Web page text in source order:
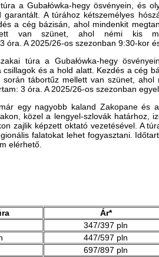
a Gubałówka-hegy ösvényein, és
A túrához kétszemélyes
a cég bázisán, ahol mindenkit
van szünet, ahol némi kis
óra. A 2025/26-os szezonban 9:30-kor
túra a Gubałówka-hegy
csillagok és a hold alatt. Kezdés a cég
során tábortűz mellett van szünet, ahol
3 óra. A 2025/26-os szezonban
egy nagyobb kaland Zakopane és
közel a lengyel-szlovák határhoz,
zajlik képzett oktató vezetésével. A
falatokat lehet fogyasztani.
elérhető.
Ár*
347/397 pln
447/597 pln
697/897 pln